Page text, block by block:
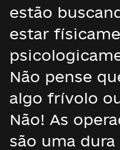
estão
estar
Não pense
algo frívolo
Não! As
são uma dura